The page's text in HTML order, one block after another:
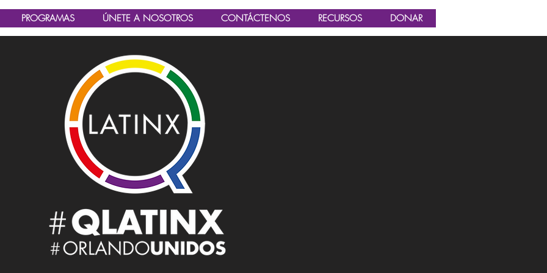
PROGRAMAS ÚNETE A NOSOTROS CONTÁCTENOS RECURSOS DONAR